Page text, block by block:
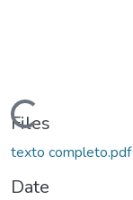
Files
texto completo.pdf
Date